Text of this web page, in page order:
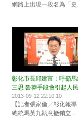
網路上出現一段名為「史
彰化市長邱建富：呼籲
三思 魯莽手段會引起人
2013-09-12 22:10:10
【記者張家倫╱彰化報
總統馬英九執意撤銷立...